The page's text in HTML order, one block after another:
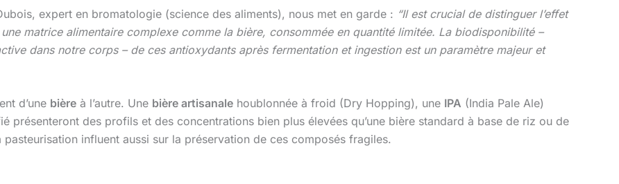
expert en bromatologie (science des aliments), nous met en garde : “Il est crucial de distinguer l’effet
matrice alimentaire complexe comme la bière, consommée en quantité limitée. La biodisponibilité –
dans notre corps – de ces antioxydants après fermentation et ingestion est un paramètre majeur et
d’une bière à l’autre. Une bière artisanale houblonnée à froid (Dry Hopping), une IPA (India Pale Ale)
présenteront des profils et des concentrations bien plus élevées qu’une bière standard à base de riz ou de
influent aussi sur la préservation de ces composés fragiles.